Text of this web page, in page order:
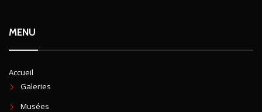
MENU
Accueil
Galeries
Musées